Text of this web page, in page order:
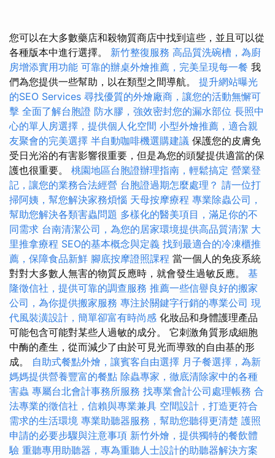
您可以在大多數藥店和殺物質商店中找到這些，並且可以從
各種版本中進行選擇。 新竹整復服務 高品質洗碗槽，為廚
房增添實用功能 可靠的辦桌外燴推薦，完美呈現每一餐 我
們為您提供一些幫助，以在類型之間導航。 提升網站曝光
的SEO Services 尋找優質的外燴廠商，讓您的活動無懈可
擊 全面了解台胞證 防水膠，強效密封您的漏水部位 長照中
心的單人房選擇，提供個人化空間 小型外燴推薦，適合親
友聚會的完美選擇 半自動咖啡機選購建議 保護您的皮膚免
受日光浴的有害影響很重要，但是為您的頭髮提供適當的保
護也很重要。 桃園地區台胞證辦理指南，輕鬆搞定 營業登
記，讓您的業務合法經營 台胞證過期怎麼處理？ 請一位打
掃阿姨，幫您解決家務煩惱 天母按摩療程 專業除蟲公司，
幫助您解決各類害蟲問題 多樣化的醫美項目，滿足你的不
同需求 台南清潔公司，為您的居家環境提供高品質清潔 大
里推拿療程 SEO的基本概念與定義 找到最適合的冷凍櫃推
薦，保障食品新鮮 腳底按摩證照課程 當一個人的免疫系統
對對大多數人無害的物質反應時，就會發生過敏反應。 基
隆徵信社，提供可靠的調查服務 推薦一些信譽良好的搬家
公司，為你提供搬家服務 專注於關鍵字行銷的專業公司 現
代風裝潢設計，簡單卻富有時尚感 化妝品和身體護理產品
可能包含可能對某些人過敏的成分。 它刺激角質形成細胞
中酶的產生，從而減少了由於可見光而導致的自由基的形
成。 自助式餐點外燴，讓賓客自由選擇 月子餐選擇，為新
媽媽提供營養豐富的餐點 除蟲專家，徹底清除家中的各種
害蟲 專屬台北會計事務所服務 找專業會計公司處理帳務 合
法專業的徵信社，信賴與專業兼具 空間設計，打造更符合
需求的生活環境 專業助聽器服務，幫助您聽得更清楚 護照
申請的必要步驟與注意事項 新竹外燴，提供獨特的餐飲體
驗 重聽專用助聽器，專為重聽人士設計的助聽器解決方案